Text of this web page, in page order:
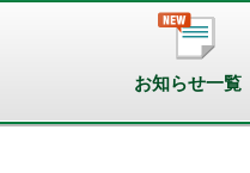
お知らせ一覧